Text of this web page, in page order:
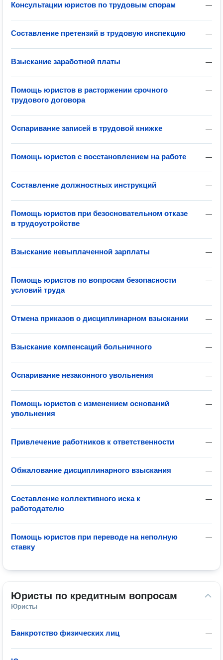
—
Консультации юристов по трудовым спорам
—
Составление претензий в трудовую инспекцию
—
Взыскание заработной платы
—
Помощь юристов в расторжении срочного
трудового договора
—
Оспаривание записей в трудовой книжке
—
Помощь юристов с восстановлением на работе
—
Составление должностных инструкций
—
Помощь юристов при безосновательном отказе
в трудоустройстве
—
Взыскание невыплаченной зарплаты
—
Помощь юристов по вопросам безопасности
условий труда
—
Отмена приказов о дисциплинарном взыскании
—
Взыскание компенсаций больничного
—
Оспаривание незаконного увольнения
—
Помощь юристов с изменением оснований
увольнения
—
Привлечение работников к ответственности
—
Обжалование дисциплинарного взыскания
—
Составление коллективного иска к
работодателю
—
Помощь юристов при переводе на неполную
ставку
Юристы по кредитным вопросам
Юристы
—
Банкротство физических лиц